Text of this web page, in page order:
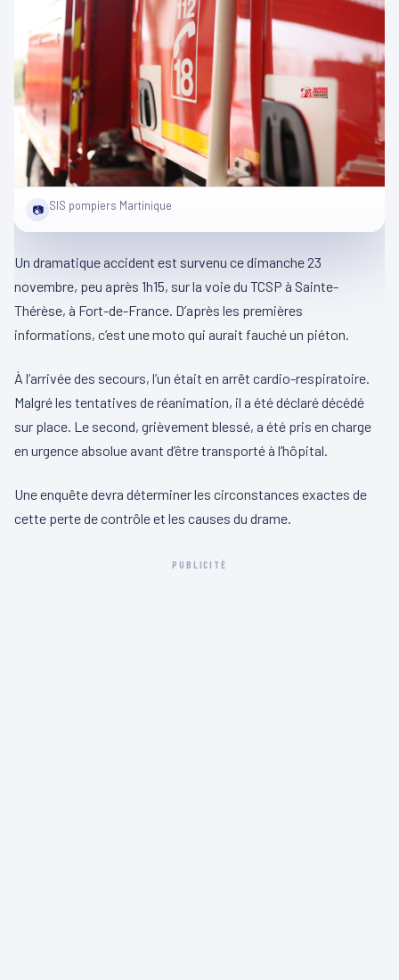
📷 SIS pompiers Martinique
Un dramatique accident est survenu ce dimanche 23
novembre, peu après 1h15, sur la voie du TCSP à Sainte-
Thérèse, à Fort-de-France. D’après les premières
informations, c’est une moto qui aurait fauché un piéton.
À l’arrivée des secours, l’un était en arrêt cardio-respiratoire.
Malgré les tentatives de réanimation, il a été déclaré décédé
sur place. Le second, grièvement blessé, a été pris en charge
en urgence absolue avant d’être transporté à l’hôpital.
Une enquête devra déterminer les circonstances exactes de
cette perte de contrôle et les causes du drame.
PUBLICITÉ